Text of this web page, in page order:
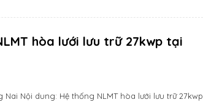
hòa lưới lưu trữ 27kwp tại
Nội dung: Hệ thống NLMT hòa lưới lưu trữ 27kwp